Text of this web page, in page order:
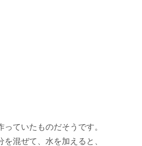
ていたものだそうです。
混ぜて、水を加えると、